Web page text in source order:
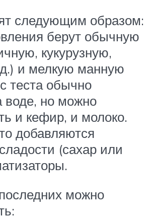
следующим образом:
берут обычную
кукурузную,
и мелкую манную
теста обычно
воде, но можно
и кефир, и молоко.
добавляются
(сахар или
можно